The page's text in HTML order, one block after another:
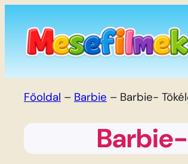
tartalomhoz
Főoldal – Barbie – Barbie-